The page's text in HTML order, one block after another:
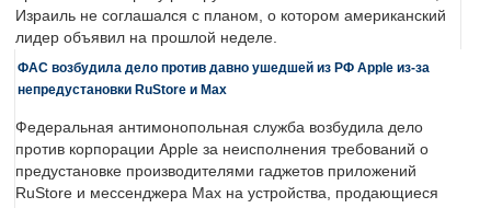
Израиль не соглашался с планом, о котором американский
лидер объявил на прошлой неделе.
ФАС возбудила дело против давно ушедшей из РФ Apple из-за
непредустановки RuStore и Max
Федеральная антимонопольная служба возбудила дело
против корпорации Apple за неисполнения требований о
предустановке производителями гаджетов приложений
RuStore и мессенджера Max на устройства, продающиеся